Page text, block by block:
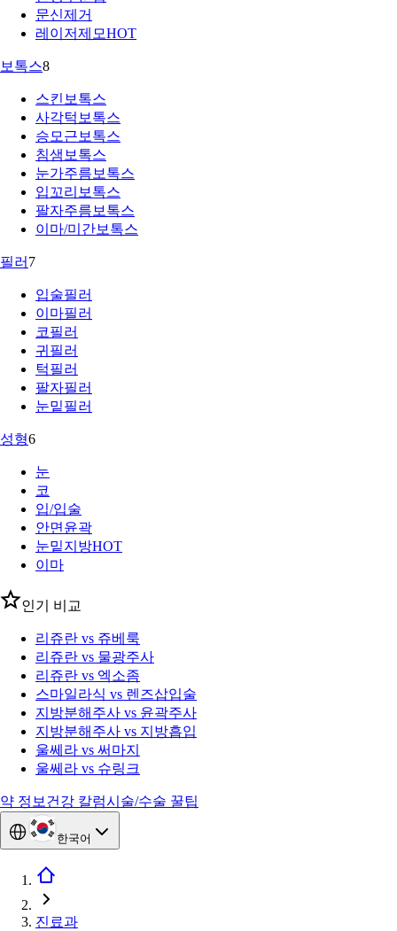
문신제거
레이저제모HOT
보톡스8
스킨보톡스
사각턱보톡스
승모근보톡스
침샘보톡스
눈가주름보톡스
입꼬리보톡스
팔자주름보톡스
이마/미간보톡스
필러 7
입술필러
이마필러
코필러
귀필러
턱필러
팔자필러
눈밑필러
성형6
눈
코
입/입술
안면윤곽
눈밑지방HOT
이마
인기 비교
리쥬란 vs 쥬베룩
리쥬란 vs 물광주사
리쥬란 vs 엑소좀
스마일라식 vs 렌즈삽입술
지방분해주사 vs 윤곽주사
지방분해주사 vs 지방흡입
울쎄라 vs 써마지
울쎄라 vs 슈링크
약 정보 건강 칼럼시술/수술 꿀팁
한국어
진료과